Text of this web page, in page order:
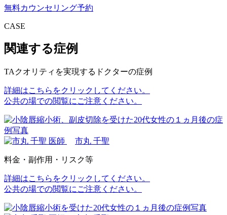
無料カウンセリング予約
CASE
関連する症例
TAクオリティを実現するドクターの症例
詳細はこちらをクリックしてください。
公共の場での閲覧にご注意ください。
市丸 千聖
料金・副作用・リスク等
詳細はこちらをクリックしてください。
公共の場での閲覧にご注意ください。